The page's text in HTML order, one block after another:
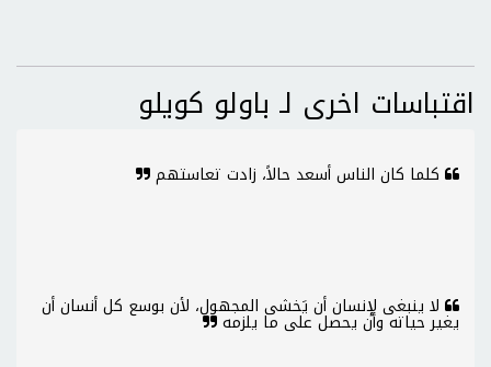
اقتباسات اخرى لـ باولو كويلو
كلما كان الناس أسعد حالاً، زادت تعاستهم
لا ينبغى لإنسان أن يَخشى المجهول، لأن بوسع كل أنسان أن
يغير حياته وأن يحصل على ما يلزمه